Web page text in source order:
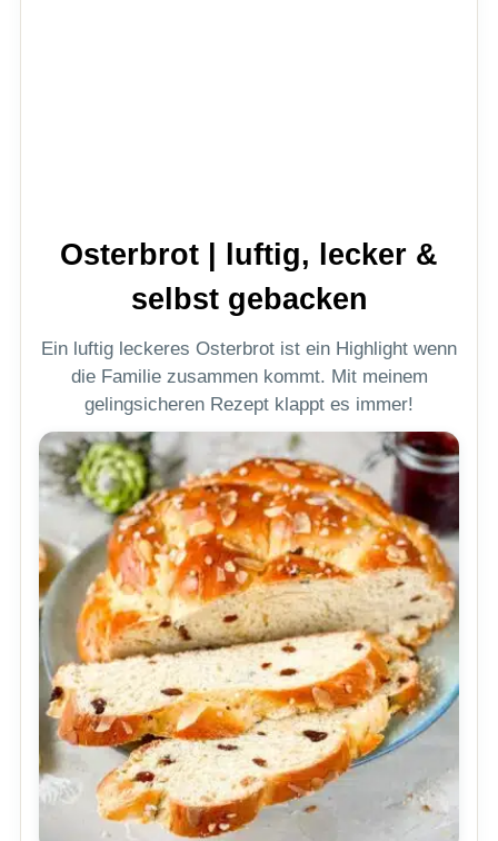
Osterbrot | luftig, lecker &
selbst gebacken
Ein luftig leckeres Osterbrot ist ein Highlight wenn
die Familie zusammen kommt. Mit meinem
gelingsicheren Rezept klappt es immer!